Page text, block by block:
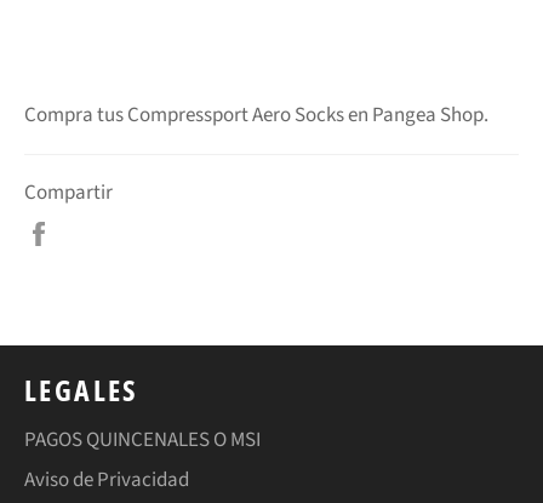
Compra tus Compressport Aero Socks en Pangea Shop.
Compartir
LEGALES
PAGOS QUINCENALES O MSI
Aviso de Privacidad